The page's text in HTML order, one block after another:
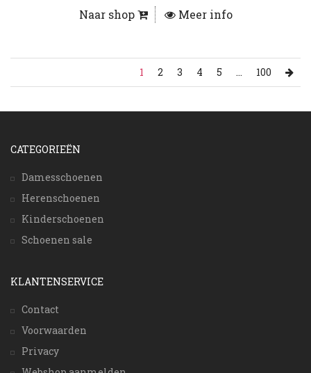
Naar shop Meer info
1 2 3 4 5 ... 100
CATEGORIEËN
Damesschoenen
Herenschoenen
Kinderschoenen
Schoenen sale
KLANTENSERVICE
Contact
Voorwaarden
Privacy